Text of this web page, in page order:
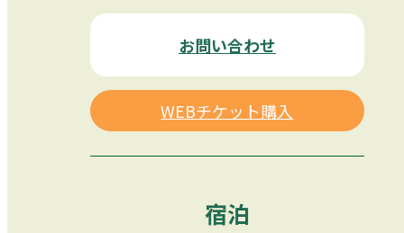
お問い合わせ
WEBチケット購入
宿泊